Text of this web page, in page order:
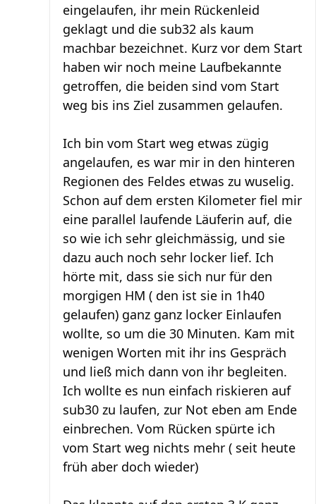
eingelaufen, ihr mein Rückenleid
geklagt und die sub32 als kaum
machbar bezeichnet. Kurz vor dem Start
haben wir noch meine Laufbekannte
getroffen, die beiden sind vom Start
weg bis ins Ziel zusammen gelaufen.
Ich bin vom Start weg etwas zügig
angelaufen, es war mir in den hinteren
Regionen des Feldes etwas zu wuselig.
Schon auf dem ersten Kilometer fiel mir
eine parallel laufende Läuferin auf, die
so wie ich sehr gleichmässig, und sie
dazu auch noch sehr locker lief. Ich
hörte mit, dass sie sich nur für den
morgigen HM ( den ist sie in 1h40
gelaufen) ganz ganz locker Einlaufen
wollte, so um die 30 Minuten. Kam mit
wenigen Worten mit ihr ins Gespräch
und ließ mich dann von ihr begleiten.
Ich wollte es nun einfach riskieren auf
sub30 zu laufen, zur Not eben am Ende
einbrechen. Vom Rücken spürte ich
vom Start weg nichts mehr ( seit heute
früh aber doch wieder)